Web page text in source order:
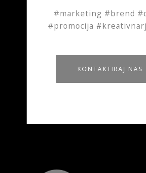
#marketing #brend
#promocija
KONTAKTIRAJ NAS